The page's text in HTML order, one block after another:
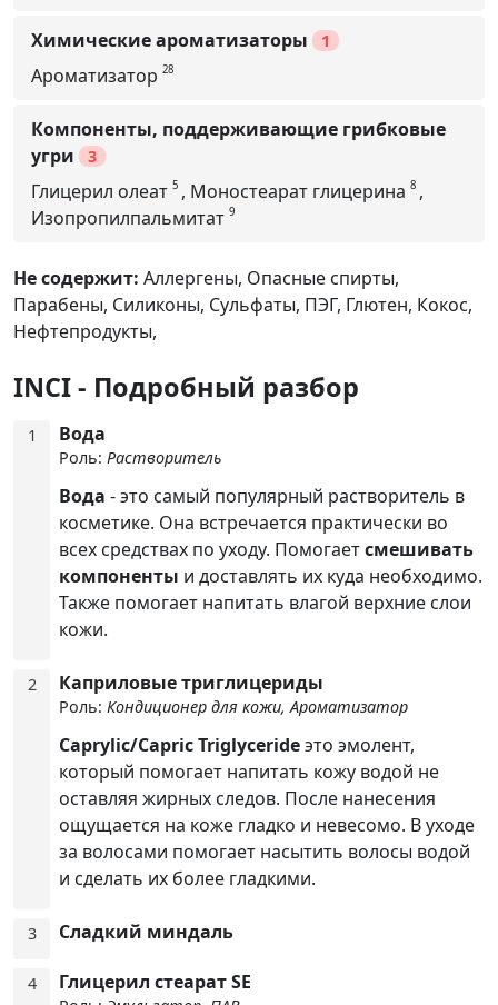
Химические ароматизаторы 1
Ароматизатор 28
Компоненты, поддерживающие грибковые
угри
3
Глицерил олеат 5 , Моностеарат глицерина 8 ,
Изопропилпальмитат 9
Не содержит: Аллергены, Опасные спирты,
Парабены, Силиконы, Сульфаты, ПЭГ, Глютен, Кокос,
Нефтепродукты,
INCI - Подробный разбор
1 Вода
Роль: Растворитель
Вода - это самый популярный растворитель в
косметике. Она встречается практически во
всех средствах по уходу. Помогаетсмешивать
компоненты и доставлять их куда необходимо.
Также помогает напитать влагой верхние слои
кожи.
2 Каприловые триглицериды
Роль: Кондиционер для кожи, Ароматизатор
Caprylic/Capric Triglycerideэто эмолент,
который помогает напитать кожу водой не
оставляя жирных следов. После нанесения
ощущается на коже гладко и невесомо. В уходе
за волосами помогает насытить волосы водой
и сделать их более гладкими.
3 Сладкий миндаль
4 Глицерил стеарат SE